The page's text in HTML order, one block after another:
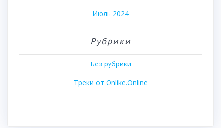
Июль 2024
Рубрики
Без рубрики
Треки от Onlike.Online